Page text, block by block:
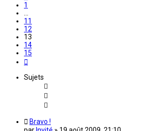
1
11
12
13
14
15
Sujets
Bravo !